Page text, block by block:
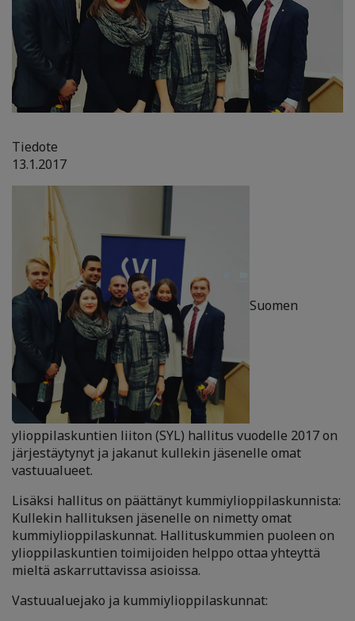
Tiedote
13.1.2017
Suomen
ylioppilaskuntien liiton (SYL) hallitus vuodelle 2017 on
järjestäytynyt ja jakanut kullekin jäsenelle omat
vastuualueet.
Lisäksi hallitus on päättänyt kummiylioppilaskunnista:
Kullekin hallituksen jäsenelle on nimetty omat
kummiylioppilaskunnat. Hallituskummien puoleen on
ylioppilaskuntien toimijoiden helppo ottaa yhteyttä
mieltä askarruttavissa asioissa.
Vastuualuejako ja kummiylioppilaskunnat: